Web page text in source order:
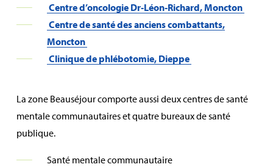
Centre d’oncologie Dr‑Léon‑Richard, Moncton
Centre de santé des anciens combattants,
Moncton
Clinique de phlébotomie, Dieppe
La zone Beauséjour comporte aussi deux centres de santé
mentale communautaires et quatre bureaux de santé
publique.
Santé mentale communautaire